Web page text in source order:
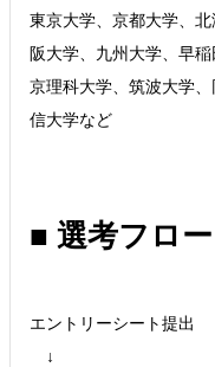
東京大学、京都大学、
阪大学、九州大学、早
京理科大学、筑波大学
信大学など
■ 選考フロー
エントリーシート提出
↓